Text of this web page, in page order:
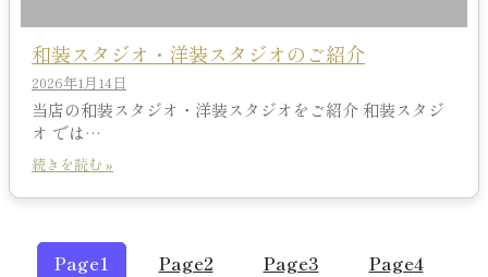
和装スタジオ・洋装スタジオのご紹介
2026年1月14日
当店の和装スタジオ・洋装スタジオをご紹介 和装スタジ
オ では…
続きを読む »
Page1 Page2 Page3 Page4